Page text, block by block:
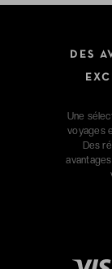
DES
Une
voyages
Des